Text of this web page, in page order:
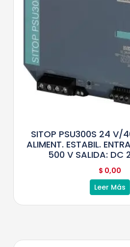
SITOP PSU300S 24 V/
ALIMENT. ESTABIL.
500 V SALIDA: DC
$ 0,00
Leer Más